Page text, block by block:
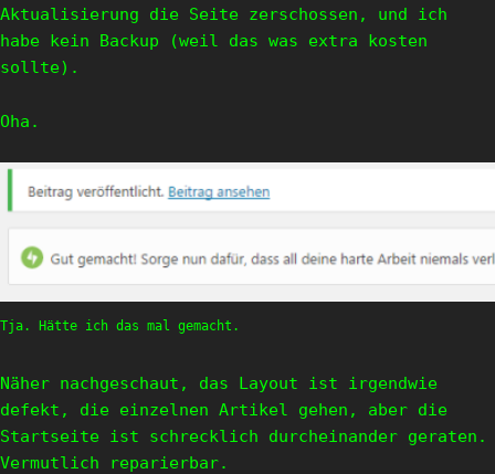
Aktualisierung die Seite zerschossen, und ich
habe kein Backup (weil das was extra kosten
sollte).
Oha.
Tja. Hätte ich das mal gemacht.
Näher nachgeschaut, das Layout ist irgendwie
defekt, die einzelnen Artikel gehen, aber die
Startseite ist schrecklich durcheinander geraten.
Vermutlich reparierbar.